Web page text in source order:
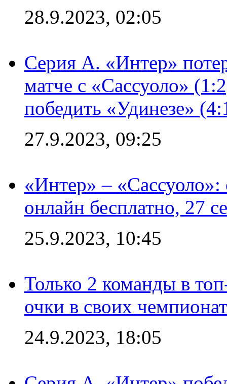
28.9.2023, 02:05
Серия А. «Интер»
матче с «Сассуоло»
победить «Удинезе»
27.9.2023, 09:25
«Интер» –
онлайн бесплатно, 27
25.9.2023, 10:45
Только 2 команды в
очки в своих
24.9.2023, 18:05